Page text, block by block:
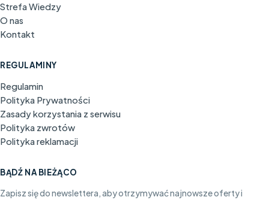
Strefa Wiedzy
O nas
Kontakt
REGULAMINY
Regulamin
Polityka Prywatności
Zasady korzystania z serwisu
Polityka zwrotów
Polityka reklamacji
BĄDŹ NA BIEŻĄCO
Zapisz się do newslettera, aby otrzymywać najnowsze oferty i